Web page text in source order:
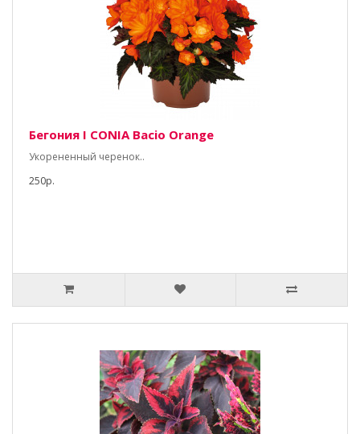
Бегония I CONIA Bacio Orange
Укорененный черенок..
250р.